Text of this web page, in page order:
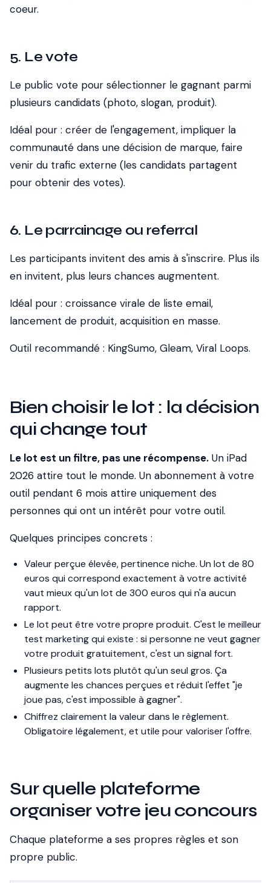
coeur.
5. Le vote
Le public vote pour sélectionner le gagnant parmi
plusieurs candidats (photo, slogan, produit).
Idéal pour : créer de l'engagement, impliquer la
communauté dans une décision de marque, faire
venir du trafic externe (les candidats partagent
pour obtenir des votes).
6. Le parrainage ou referral
Les participants invitent des amis à s'inscrire. Plus ils
en invitent, plus leurs chances augmentent.
Idéal pour : croissance virale de liste email,
lancement de produit, acquisition en masse.
Outil recommandé : KingSumo, Gleam, Viral Loops.
Bien choisir le lot : la décision
qui change tout
Le lot est un filtre, pas une récompense. Un iPad
2026 attire tout le monde. Un abonnement à votre
outil pendant 6 mois attire uniquement des
personnes qui ont un intérêt pour votre outil.
Quelques principes concrets :
Valeur perçue élevée, pertinence niche. Un lot de 80
euros qui correspond exactement à votre activité
vaut mieux qu'un lot de 300 euros qui n'a aucun
rapport.
Le lot peut être votre propre produit. C'est le meilleur
test marketing qui existe : si personne ne veut gagner
votre produit gratuitement, c'est un signal fort.
Plusieurs petits lots plutôt qu'un seul gros. Ça
augmente les chances perçues et réduit l'effet "je
joue pas, c'est impossible à gagner".
Chiffrez clairement la valeur dans le règlement.
Obligatoire légalement, et utile pour valoriser l'offre.
Sur quelle plateforme
organiser votre jeu concours
Chaque plateforme a ses propres règles et son
propre public.